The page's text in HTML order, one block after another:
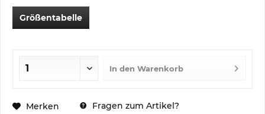
Größentabelle
In den Warenkorb
Merken Fragen zum Artikel?